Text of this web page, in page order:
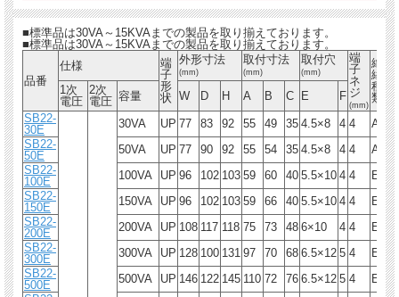
■標準品は30VA～15KVAまでの製品を取り揃えております。
■標準品は30VA～15KVAまでの製品を取り揃えております。
品番
仕様
端
子
形
状
外形寸法
(mm)
取付寸法
(mm)
取付穴
(mm)
端
子
ネ
ジ
(mm)
絶
縁
種
類
1次
電圧
2次
電圧 容量 W D H A B C E
F
SB22-
30E
30VA UP 77 83 92 55 49 35 4.5×8 4 4 A
SB22-
50E
50VA UP 77 90 92 55 54 35 4.5×8 4 4 A
SB22-
100E
100VA UP 96 102 103 59 60 40 5.5×10 4 4 E
SB22-
150E
150VA UP 96 102 103 59 66 40 5.5×10 4 4 E
SB22-
200E
200VA UP 108 117 118 75 73 48 6×10 4 4 E
SB22-
300E
300VA UP 128 100 131 97 70 68 6.5×12 5 4 E
SB22-
500E
500VA UP 146 122 145 110 72 76 6.5×12 5 4 E